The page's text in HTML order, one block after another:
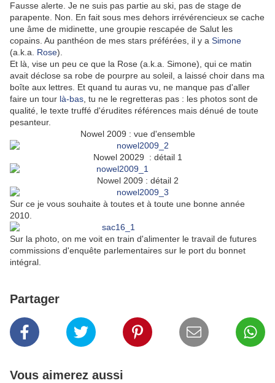
Fausse alerte. Je ne suis pas partie au ski, pas de stage de
parapente. Non. En fait sous mes dehors irrévérencieux se cache
une âme de midinette, une groupie rescapée de Salut les
copains. Au panthéon de mes stars préférées, il y a Simone
(a.k.a. Rose).
Et là, vise un peu ce que la Rose (a.k.a. Simone), qui ce matin
avait déclose sa robe de pourpre au soleil, a laissé choir dans ma
boîte aux lettres. Et quand tu auras vu, ne manque pas d'aller
faire un tour là-bas , tu ne le regretteras pas : les photos sont de
qualité, le texte truffé d'érudites références mais dénué de toute
pesanteur.
Nowel 2009 : vue d'ensemble
Nowel 20029 : détail 1
Nowel 2009 : détail 2
Sur ce je vous souhaite à toutes et à toute une bonne année
2010.
Sur la photo, on me voit en train d'alimenter le travail de futures
commissions d'enquête parlementaires sur le port du bonnet
intégral.
Partager
Vous aimerez aussi